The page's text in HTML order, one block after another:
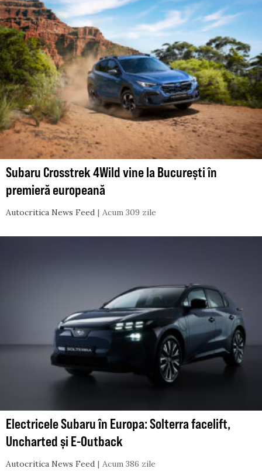
Subaru Crosstrek 4Wild vine la București în
premieră europeană
Autocritica News Feed Acum 309 zile
Electricele Subaru în Europa: Solterra facelift,
Uncharted și E-Outback
Autocritica News Feed Acum 386 zile